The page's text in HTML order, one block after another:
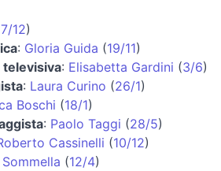
12)
: Gloria Guida (19/11)
: Elisabetta Gardini (3/6)
: Laura Curino (26/1)
Boschi (18/1)
: Paolo Taggi (28/5)
Cassinelli (10/12)
(12/4)